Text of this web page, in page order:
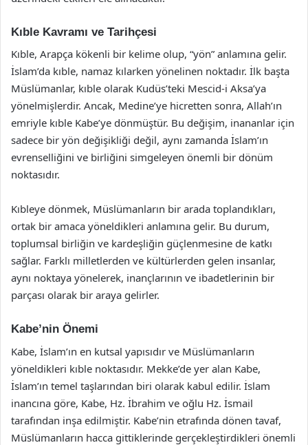
Kıble Kavramı ve Tarihçesi
Kıble, Arapça kökenli bir kelime olup, “yön” anlamına gelir.
İslam’da kıble, namaz kılarken yönelinen noktadır. İlk başta
Müslümanlar, kıble olarak Kudüs’teki Mescid-i Aksa’ya
yönelmişlerdir. Ancak, Medine’ye hicretten sonra, Allah’ın
emriyle kıble Kabe’ye dönmüştür. Bu değişim, inananlar için
sadece bir yön değişikliği değil, aynı zamanda İslam’ın
evrenselliğini ve birliğini simgeleyen önemli bir dönüm
noktasıdır.
Kıbleye dönmek, Müslümanların bir arada toplandıkları,
ortak bir amaca yöneldikleri anlamına gelir. Bu durum,
toplumsal birliğin ve kardeşliğin güçlenmesine de katkı
sağlar. Farklı milletlerden ve kültürlerden gelen insanlar,
aynı noktaya yönelerek, inançlarının ve ibadetlerinin bir
parçası olarak bir araya gelirler.
Kabe’nin Önemi
Kabe, İslam’ın en kutsal yapısıdır ve Müslümanların
yöneldikleri kıble noktasıdır. Mekke’de yer alan Kabe,
İslam’ın temel taşlarından biri olarak kabul edilir. İslam
inancına göre, Kabe, Hz. İbrahim ve oğlu Hz. İsmail
tarafından inşa edilmiştir. Kabe’nin etrafında dönen tavaf,
Müslümanların hacca gittiklerinde gerçekleştirdikleri önemli